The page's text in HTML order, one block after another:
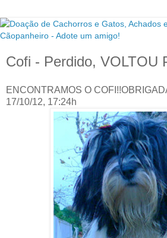
Cofi - Perdido, VOLTOU
ENCONTRAMOS O
17/10/12, 17:24h